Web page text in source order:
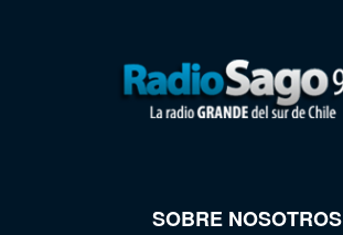
SOBRE NOSOTROS